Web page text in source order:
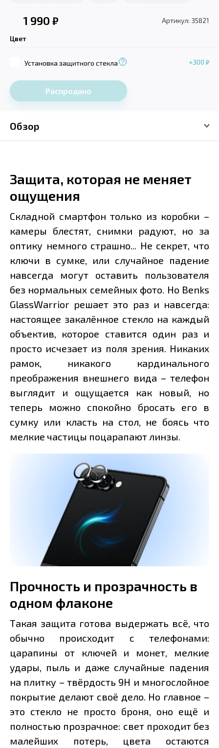
1 990 ₽ Артикул: 35821
Цвет
Установка защитного стекла +300 ₽
Распродано
Обзор
Защита, которая не меняет
ощущения
Складной смартфон только из коробки –
камеры блестят, снимки радуют, но за
оптику немного страшно... Не секрет, что
ключи в сумке, или случайное падение
навсегда могут оставить пользователя
без нормальных семейных фото. Но Benks
GlassWarrior решает это раз и навсегда:
настоящее закалённое стекло на каждый
объектив, которое ставится один раз и
просто исчезает из поля зрения. Никаких
рамок, никакого кардинального
преображения внешнего вида – телефон
выглядит и ощущается как новый, но
теперь можно спокойно бросать его в
сумку или класть на стол, не боясь что
мелкие частицы поцарапают линзы.
Прочность и прозрачность в
одном флаконе
Такая защита готова выдержать всё, что
обычно происходит с телефонами:
царапины от ключей и монет, мелкие
удары, пыль и даже случайные падения
на плитку – твёрдость 9H и многослойное
покрытие делают своё дело. Но главное –
это стекло не просто броня, оно ещё и
полностью прозрачное: свет проходит без
малейших потерь, цвета остаются